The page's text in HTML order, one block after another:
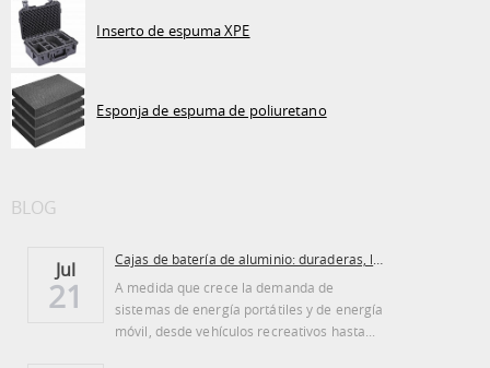
Inserto de espuma XPE
Esponja de espuma de poliuretano
BLOG
Jul
21
A medida que crece la demanda de
sistemas de energía portátiles y de energía
móvil, desde vehículos recreativos hasta...